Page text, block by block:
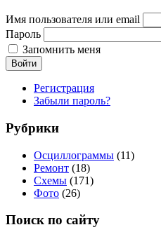
Имя пользователя или email
Пароль
Запомнить меня
Войти
Регистрация
Забыли пароль?
Рубрики
Осциллограммы (11)
Ремонт (18)
Схемы (171)
Фото (26)
Поиск по сайту